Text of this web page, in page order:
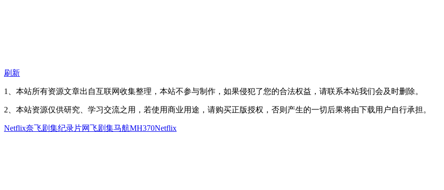
刷新
1、本站所有资源文章出自互联网收集整理，本站不参与制作，如果侵犯了您的合法权益，请联系本站我们会及时删除。
2、本站资源仅供研究、学习交流之用，若使用商业用途，请购买正版授权，否则产生的一切后果将由下载用户自行承担。
Netflix奈飞剧集纪录片网飞剧集马航MH370Netflix